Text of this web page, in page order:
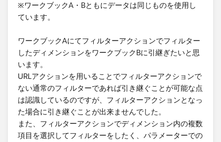
※ワークブックA・Bともにデータは同じものを使用し
ています。
ワークブックAにてフィルターアクションでフィルター
したディメンションをワークブックBに引継ぎたいと思
います。
URLアクションを用いることでフィルターアクションで
ない通常のフィルターであれば引き継ぐことが可能な点
は認識しているのですが、フィルターアクションとなっ
た場合に引き継ぐことが出来ませんでした。
また、フィルターアクションでディメンション内の複数
項目を選択してフィルターをしたく、パラメーターでの